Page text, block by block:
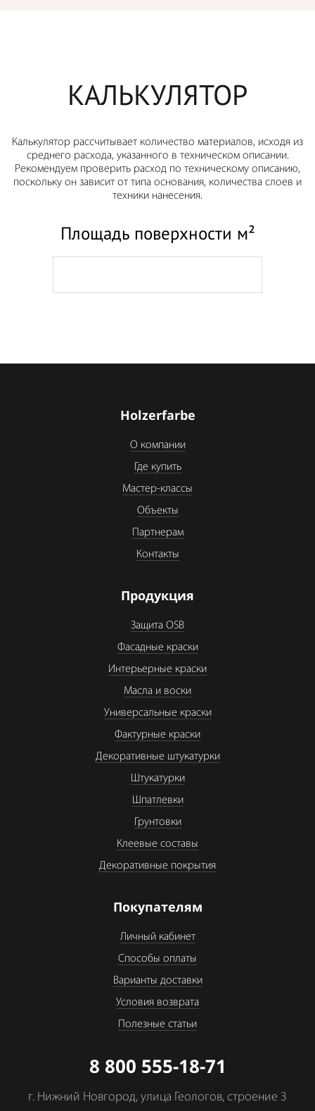
КАЛЬКУЛЯТОР
Калькулятор рассчитывает количество материалов, исходя из
среднего расхода, указанного в техническом описании.
Рекомендуем проверить расход по техническому описанию,
поскольку он зависит от типа основания, количества слоев и
техники нанесения.
Площадь поверхности м²
Holzerfarbe
О компании
Где купить
Мастер-классы
Объекты
Партнерам
Контакты
Продукция
Защита OSB
Фасадные краски
Интерьерные краски
Масла и воски
Универсальные краски
Фактурные краски
Декоративные штукатурки
Штукатурки
Шпатлевки
Грунтовки
Клеевые составы
Декоративные покрытия
Покупателям
Личный кабинет
Способы оплаты
Варианты доставки
Условия возврата
Полезные статьи
8 800 555-18-71
г. Нижний Новгород, улица Геологов, строение 3